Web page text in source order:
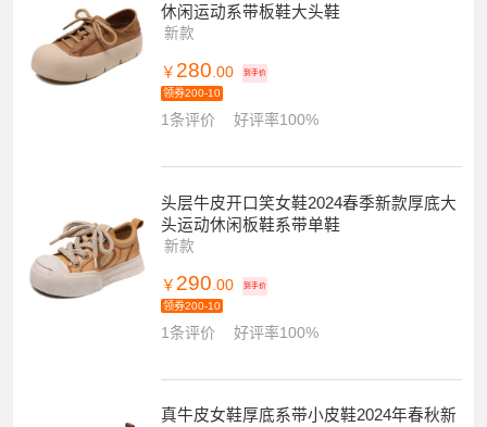
休闲运动系带板鞋大头鞋
新款
￥ 280.00 到手价
领券200-10
1条评价 好评率100%
头层牛皮开口笑女鞋2024春季新款厚底大
头运动休闲板鞋系带单鞋
新款
￥ 290 .00 到手价
领券200-10
1条评价 好评率100%
真牛皮女鞋厚底系带小皮鞋2024年春秋新